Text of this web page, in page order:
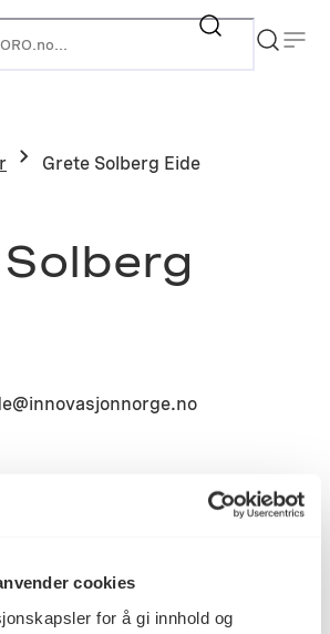
cookies
for å gi innhold og
Grete Solberg Eide
med til Kystens hus, Tromsø)